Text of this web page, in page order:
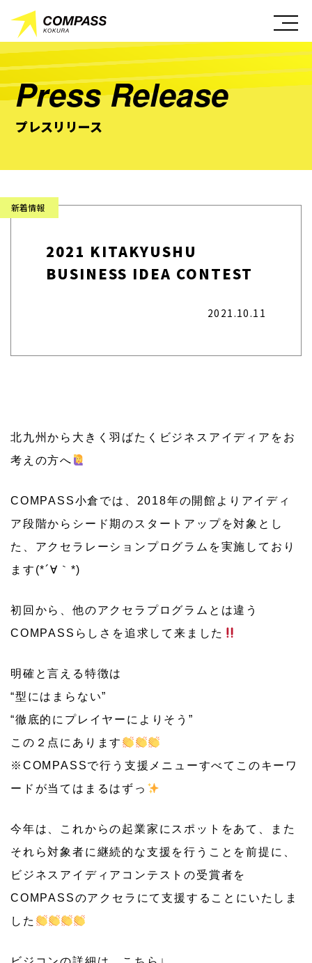
Press Release
プレスリリース
2021 KITAKYUSHU
BUSINESS IDEA CONTEST
2021.10.11
北九州から大きく羽ばたくビジネスアイディアをお
考えの方へ
COMPASS小倉では、2018年の開館よりアイディ
ア段階からシード期のスタートアップを対象とし
た、アクセラレーションプログラムを実施しており
ます(*´∀｀*)
初回から、他のアクセラプログラムとは違う
COMPASSらしさを追求して来ました
明確と言える特徴は
“型にはまらない”
“徹底的にプレイヤーによりそう”
この２点にあります
※COMPASSで行う支援メニューすべてこのキーワ
ードが当てはまるはずっ
今年は、これからの起業家にスポットをあて、また
それら対象者に継続的な支援を行うことを前提に、
ビジネスアイディアコンテストの受賞者を
COMPASSのアクセラにて支援することにいたしま
した